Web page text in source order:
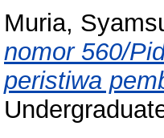
Muria,
nomor 560/
peristiwa